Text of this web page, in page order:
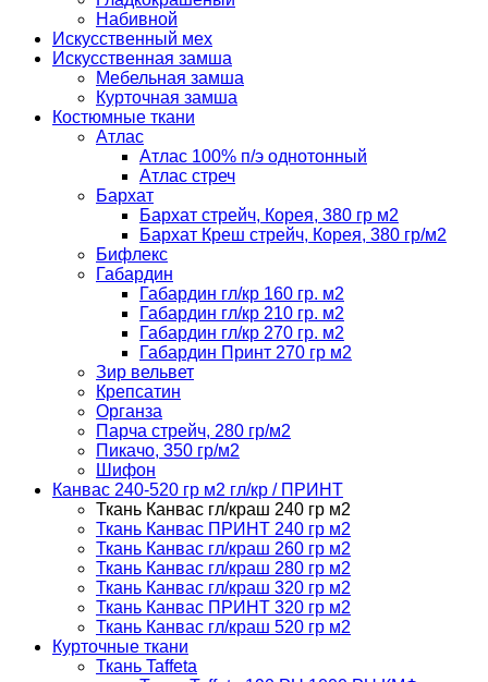
Набивной
Искусственный мех
Искусственная замша
Мебельная замша
Курточная замша
Костюмные ткани
Атлас
Атлас 100% п/э однотонный
Атлас стреч
Бархат
Бархат стрейч, Корея, 380 гр м2
Бархат Креш стрейч, Корея, 380 гр/м2
Бифлекс
Габардин
Габардин гл/кр 160 гр. м2
Габардин гл/кр 210 гр. м2
Габардин гл/кр 270 гр. м2
Габардин Принт 270 гр м2
Зир вельвет
Крепсатин
Органза
Парча стрейч, 280 гр/м2
Пикачо, 350 гр/м2
Шифон
Канвас 240-520 гр м2 гл/кр / ПРИНТ
Ткань Канвас гл/краш 240 гр м2
Ткань Канвас ПРИНТ 240 гр м2
Ткань Канвас гл/краш 260 гр м2
Ткань Канвас гл/краш 280 гр м2
Ткань Канвас гл/краш 320 гр м2
Ткань Канвас ПРИНТ 320 гр м2
Ткань Канвас гл/краш 520 гр м2
Курточные ткани
Ткань Taffeta